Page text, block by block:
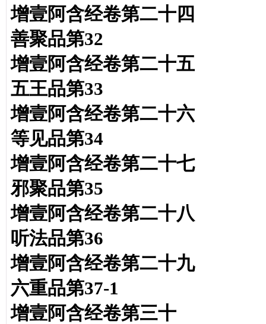
增壹阿含经卷第二十四
善聚品第32
增壹阿含经卷第二十五
五王品第33
增壹阿含经卷第二十六
等见品第34
增壹阿含经卷第二十七
邪聚品第35
增壹阿含经卷第二十八
听法品第36
增壹阿含经卷第二十九
六重品第37-1
增壹阿含经卷第三十